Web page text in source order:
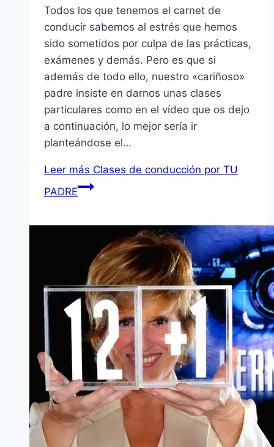
Todos los que tenemos el carnet de
conducir sabemos al estrés que hemos
sido sometidos por culpa de las prácticas,
exámenes y demás. Pero es que si
además de todo ello, nuestro «cariñoso»
padre insiste en darnos unas clases
particulares como en el vídeo que os dejo
a continuación, lo mejor sería ir
planteándose el…
Leer más Clases de conducción por TU
PADRE